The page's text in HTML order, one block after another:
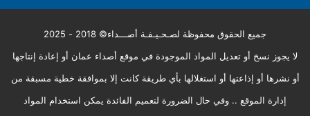
جميع الحقوق محفوظة لصـحـيـفـة أصـــداء© 2018 - 2025
لا يجوز نسخ أو تعديل المواد الموجودة في موقع أصداء عمان أو إعادة إنتاجها
أو نشرها أو إذاعتها أو استغلالها بأي طريقة كانت إلا بموافقة خطية مسبقة من
إدارة الموقع .. وفي حال الضرورة لتعميم الفائدة يمكن استخدام المواد